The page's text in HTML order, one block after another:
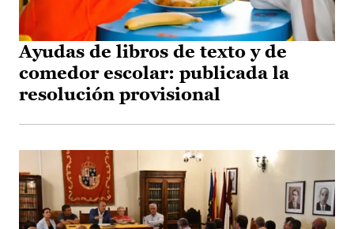
Ayudas de libros de texto y de
comedor escolar: publicada la
resolución provisional